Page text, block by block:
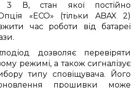
3 В, стан якої постійно
«ECO» (тільки ABAX 2)
час роботи від батареї
дозволяє перевіряти
режимі, а також сигналізує
типу сповіщувача. Його
прошивки може